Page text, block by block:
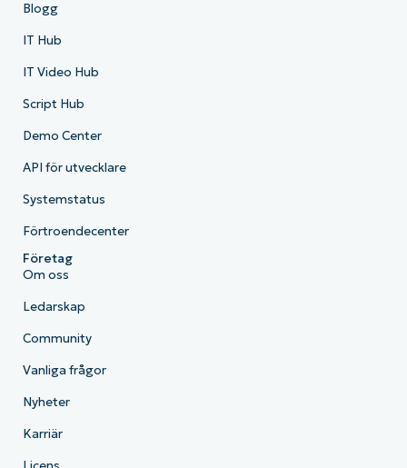
Blogg
IT Hub
IT Video Hub
Script Hub
Demo Center
API för utvecklare
Systemstatus
Förtroendecenter
Företag
Om oss
Ledarskap
Community
Vanliga frågor
Nyheter
Karriär